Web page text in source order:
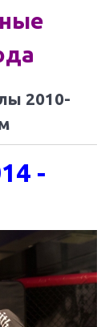
2010-
-